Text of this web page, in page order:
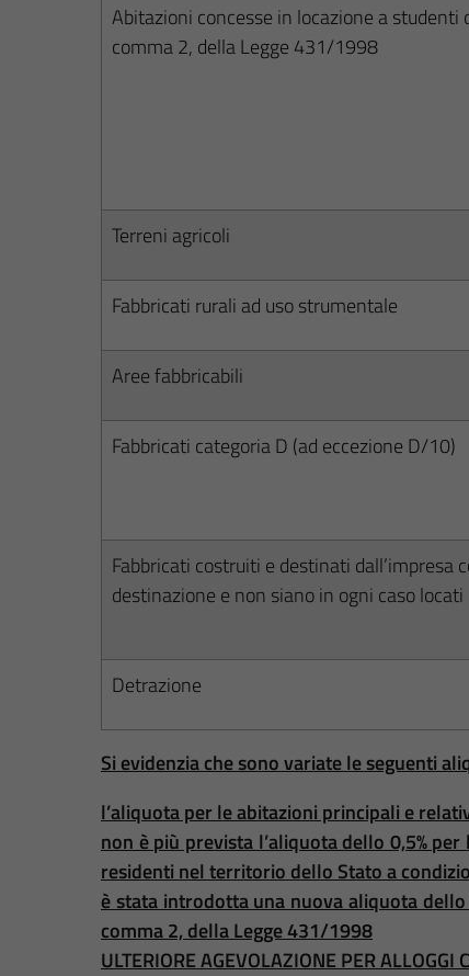
Abitazioni concesse in locazione a
comma 2, della Legge 431/1998
Terreni agricoli
Fabbricati rurali ad uso strumentale
Aree fabbricabili
Fabbricati categoria D (ad eccezione D/10)
Fabbricati costruiti e destinati
destinazione e non siano in ogni caso locati
Detrazione
Si evidenzia che sono variate le seguenti
l’aliquota per le abitazioni principali e
non è più prevista l’aliquota dello 0,5%
residenti nel territorio dello Stato a
è stata introdotta una nuova aliquota
comma 2, della Legge 431/1998
ULTERIORE AGEVOLAZIONE PER ALLOGGI